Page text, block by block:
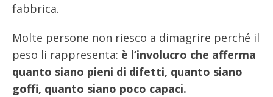
fabbrica.
Molte persone non riesco a dimagrire perché il
peso li rappresenta: è l’involucro che afferma
quanto siano pieni di difetti, quanto siano
goffi, quanto siano poco capaci.